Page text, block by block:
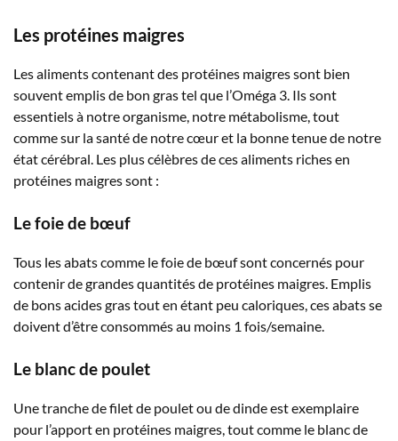
Les protéines maigres
Les aliments contenant des protéines maigres sont bien
souvent emplis de bon gras tel que l’Oméga 3. Ils sont
essentiels à notre organisme, notre métabolisme, tout
comme sur la santé de notre cœur et la bonne tenue de notre
état cérébral. Les plus célèbres de ces aliments riches en
protéines maigres sont :
Le foie de bœuf
Tous les abats comme le foie de bœuf sont concernés pour
contenir de grandes quantités de protéines maigres. Emplis
de bons acides gras tout en étant peu caloriques, ces abats se
doivent d’être consommés au moins 1 fois/semaine.
Le blanc de poulet
Une tranche de filet de poulet ou de dinde est exemplaire
pour l’apport en protéines maigres, tout comme le blanc de